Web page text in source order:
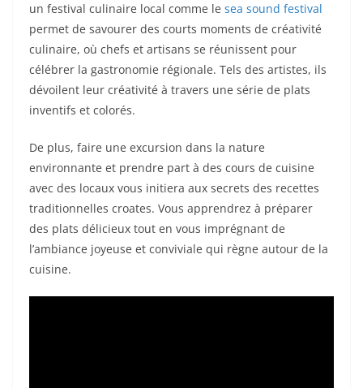
un festival culinaire local comme le sea sound festival
permet de savourer des courts moments de créativité
culinaire, où chefs et artisans se réunissent pour
célébrer la gastronomie régionale. Tels des artistes, ils
dévoilent leur créativité à travers une série de plats
inventifs et colorés.
De plus, faire une excursion dans la nature
environnante et prendre part à des cours de cuisine
avec des locaux vous initiera aux secrets des recettes
traditionnelles croates. Vous apprendrez à préparer
des plats délicieux tout en vous imprégnant de
l’ambiance joyeuse et conviviale qui règne autour de la
cuisine.